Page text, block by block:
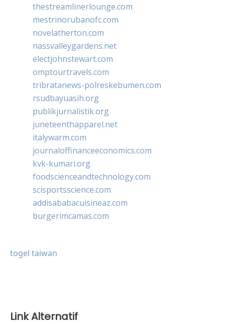
thestreamlinerlounge.com
mestrinorubanofc.com
novelatherton.com
nassvalleygardens.net
electjohnstewart.com
omptourtravels.com
tribratanews-polreskebumen.com
rsudbayuasih.org
publikjurnalistik.org
juneteenthapparel.net
italywarm.com
journaloffinanceeconomics.com
kvk-kumari.org
foodscienceandtechnology.com
scisportsscience.com
addisababacuisineaz.com
burgerimcamas.com
togel taiwan
Link Alternatif